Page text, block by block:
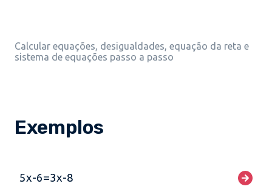
Calcular equações, desigualdades, equação da reta e
sistema de equações passo a passo
Exemplos
5x-6=3x-8